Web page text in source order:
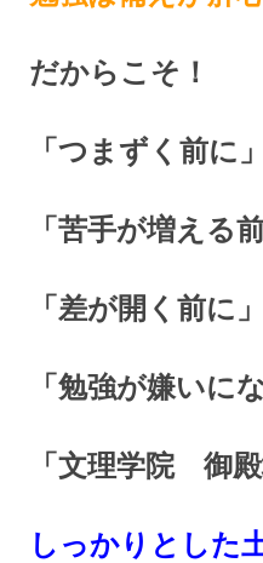
だからこそ！
「つまずく前に」
「苦手が増える前
「差が開く前に」
「勉強が嫌いに
「文理学院 御殿
しっかりとした